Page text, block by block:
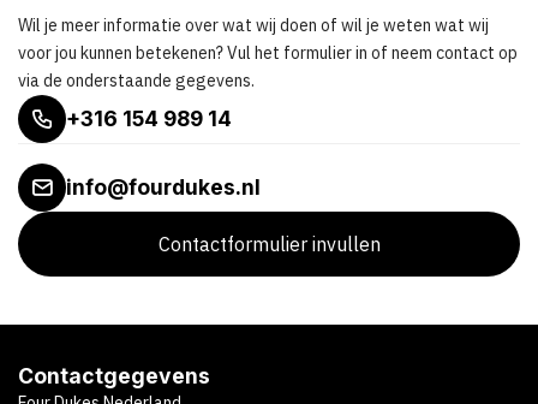
Wil je meer informatie over wat wij doen of wil je weten wat wij
voor jou kunnen betekenen? Vul het formulier in of neem contact op
via de onderstaande gegevens.
+316 154 989 14
info@fourdukes.nl
Contactformulier invullen
Contactgegevens